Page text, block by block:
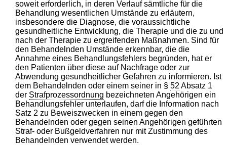
soweit erforderlich, in deren Verlauf sämtliche für die
Behandlung wesentlichen Umstände zu erläutern,
insbesondere die Diagnose, die voraussichtliche
gesundheitliche Entwicklung, die Therapie und die zu und
nach der Therapie zu ergreifenden Maßnahmen. Sind für
den Behandelnden Umstände erkennbar, die die
Annahme eines Behandlungsfehlers begründen, hat er
den Patienten über diese auf Nachfrage oder zur
Abwendung gesundheitlicher Gefahren zu informieren. Ist
dem Behandelnden oder einem seiner in §52 Absatz 1
der Strafprozessordnung bezeichneten Angehörigen ein
Behandlungsfehler unterlaufen, darf die Information nach
Satz 2 zu Beweiszwecken in einem gegen den
Behandelnden oder gegen seinen Angehörigen geführten
Straf- oder Bußgeldverfahren nur mit Zustimmung des
Behandelnden verwendet werden.